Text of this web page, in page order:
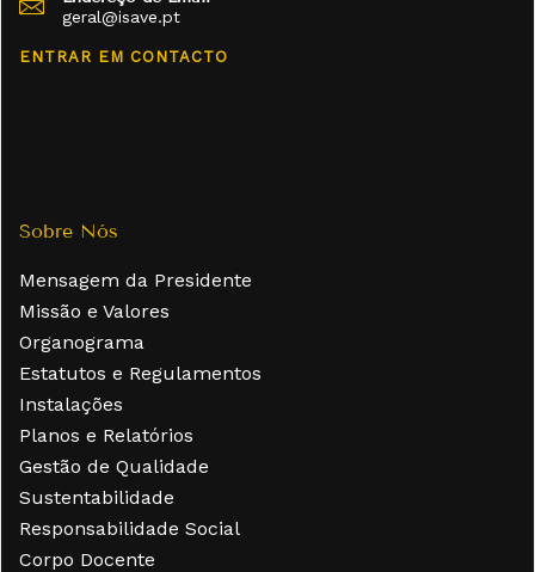
geral@isave.pt
ENTRAR EM CONTACTO
Sobre Nós
Mensagem da Presidente
Missão e Valores
Organograma
Estatutos e Regulamentos
Instalações
Planos e Relatórios
Gestão de Qualidade
Sustentabilidade
Responsabilidade Social
Corpo Docente